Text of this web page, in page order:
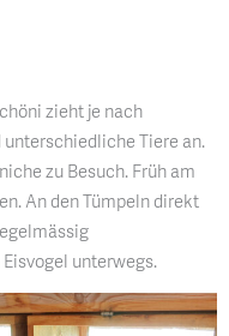
zieht je nach
unterschiedliche Tiere an.
zu Besuch. Früh am
An den Tümpeln direkt
unterwegs.